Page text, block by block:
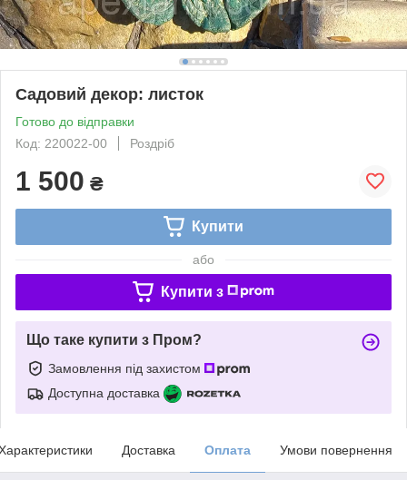
Садовий декор: листок
Готово до відправки
Код: 220022-00
Роздріб
1 500 ₴
Купити
або
Купити з
Що таке купити з Пром?
Замовлення під захистом
Доступна доставка
Доставка Оплата Умови повернення